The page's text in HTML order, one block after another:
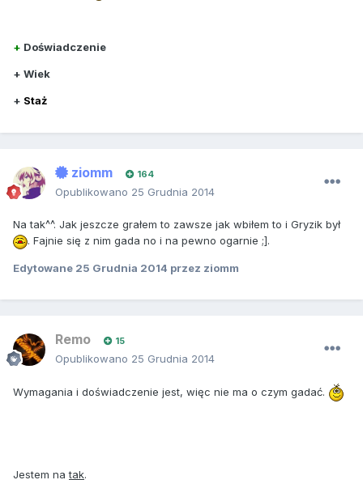
+ Doświadczenie
+ Wiek
+ Staż
ziomm 164
Opublikowano 25 Grudnia 2014
Na tak^^. Jak jeszcze grałem to zawsze jak wbiłem to i Gryzik był
. Fajnie się z nim gada no i na pewno ogarnie ;].
Edytowane 25 Grudnia 2014 przez ziomm
Remo 15
Opublikowano 25 Grudnia 2014
Wymagania i doświadczenie jest, więc nie ma o czym gadać.
Jestem natak.